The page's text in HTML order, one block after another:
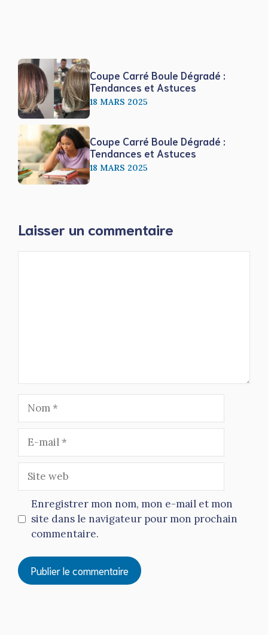
Coupe Carré Boule Dégradé :
Tendances et Astuces
18 MARS 2025
Coupe Carré Boule Dégradé :
Tendances et Astuces
18 MARS 2025
Laisser un commentaire
mail
web
Enregistrer mon nom, mon e-mail et mon
site dans le navigateur pour mon prochain
commentaire.